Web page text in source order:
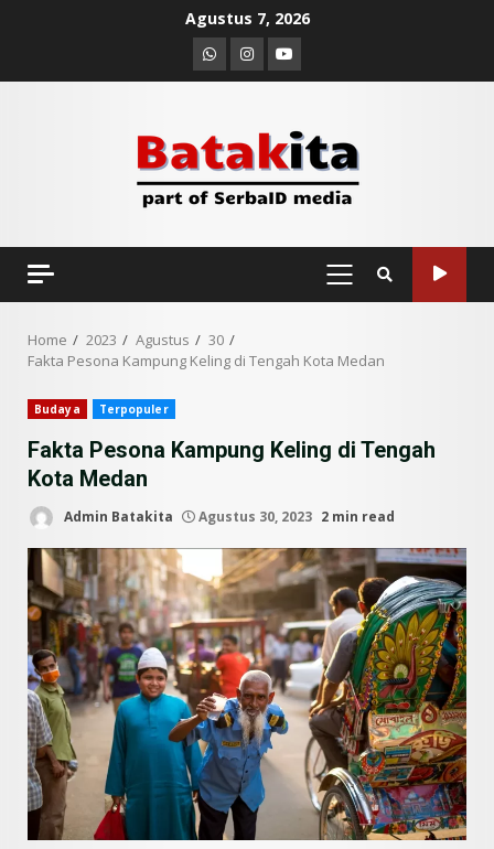
Agustus 7, 2026
Whatsapp
Instagram
Youtube
PRIMARY
Home 2023 Agustus
30
Fakta Pesona Kampung Keling di Tengah Kota Medan
Budaya Terpopuler
Fakta Pesona Kampung Keling di Tengah
Kota Medan
Admin Batakita Agustus 30, 2023 2 min read